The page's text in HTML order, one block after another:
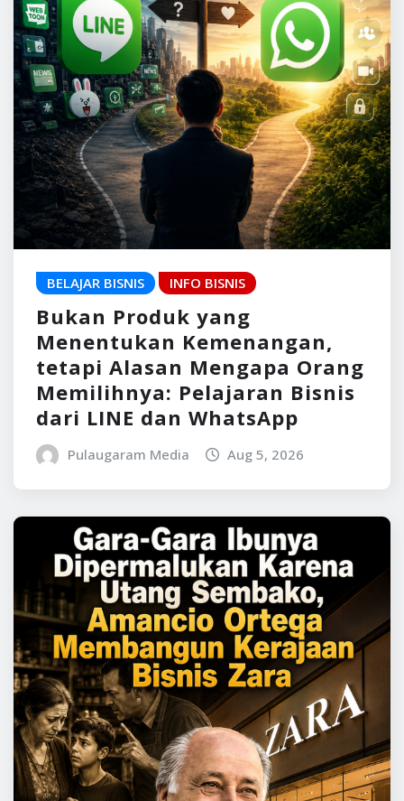
BELAJAR BISNIS INFO BISNIS
Bukan Produk yang
Menentukan Kemenangan,
tetapi Alasan Mengapa Orang
Memilihnya: Pelajaran Bisnis
dari LINE dan WhatsApp
Pulaugaram Media Aug 5, 2026